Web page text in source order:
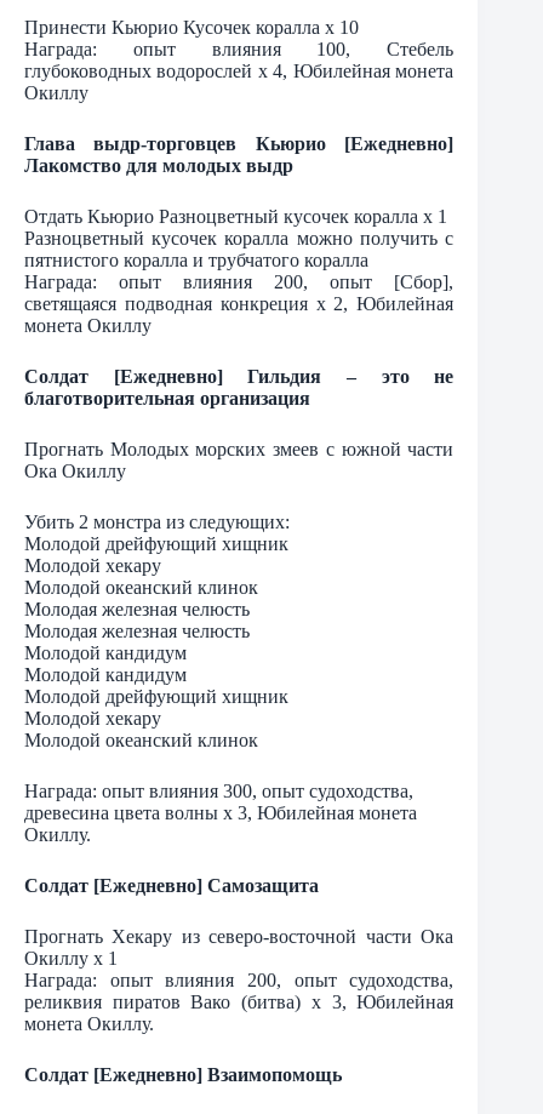
Принести Кьюрио Кусочек коралла х 10
Награда: опыт влияния 100, Стебель
глубоководных водорослей х 4, Юбилейная монета
Окиллу
Глава выдр-торговцев Кьюрио [Ежедневно]
Лакомство для молодых выдр
Отдать Кьюрио Разноцветный кусочек коралла х 1
Разноцветный кусочек коралла можно получить с
пятнистого коралла и трубчатого коралла
Награда: опыт влияния 200, опыт [Сбор],
светящаяся подводная конкреция х 2, Юбилейная
монета Окиллу
Солдат [Ежедневно] Гильдия – это не
благотворительная организация
Прогнать Молодых морских змеев с южной части
Ока Окиллу
Убить 2 монстра из следующих:
Молодой дрейфующий хищник
Молодой хекару
Молодой океанский клинок
Молодая железная челюсть
Молодая железная челюсть
Молодой кандидум
Молодой кандидум
Молодой дрейфующий хищник
Молодой хекару
Молодой океанский клинок
Награда: опыт влияния 300, опыт судоходства,
древесина цвета волны х 3, Юбилейная монета
Окиллу.
Солдат [Ежедневно] Самозащита
Прогнать Хекару из северо-восточной части Ока
Окиллу х 1
Награда: опыт влияния 200, опыт судоходства,
реликвия пиратов Вако (битва) х 3, Юбилейная
монета Окиллу.
Солдат [Ежедневно] Взаимопомощь